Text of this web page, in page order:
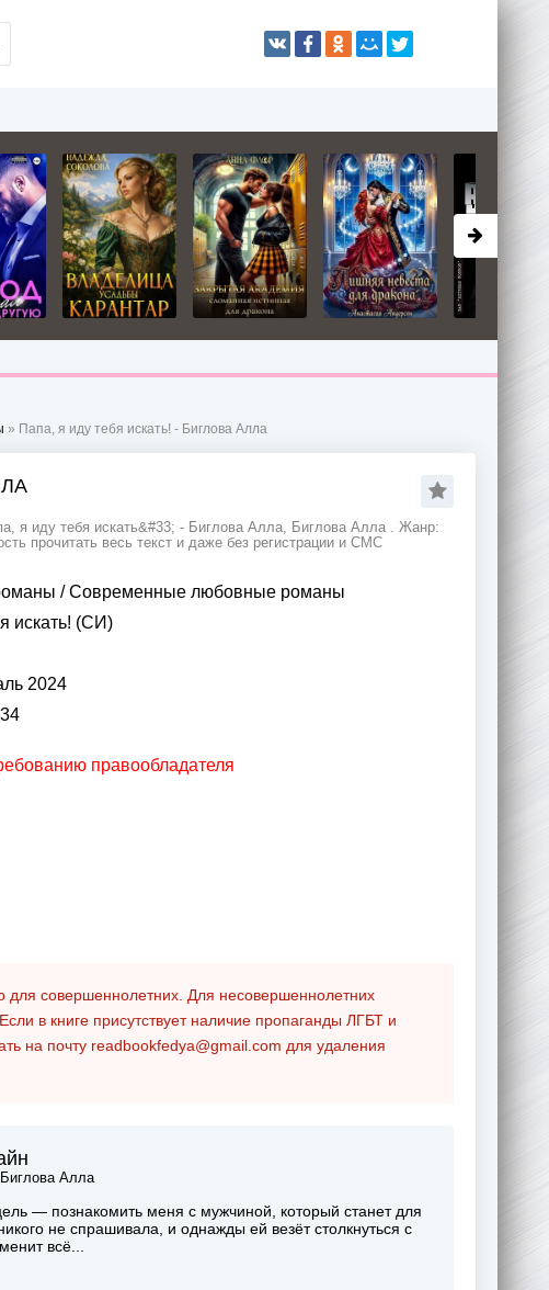
» Папа, я иду тебя искать! - Биглова Алла
я иду тебя искать&#33; - Биглова Алла, Биглова Алла . Жанр:
прочитать весь текст и даже без регистрации и СМС
/Современные любовные романы
искать! (СИ)
2024
правообладателя
для совершеннолетних. Для несовершеннолетних
Если в книге присутствует наличие пропаганды ЛГБТ и
на почту readbookfedya@gmail.com для удаления
Биглова Алла
— познакомить меня с мужчиной, который станет для
не спрашивала, и однажды ей везёт столкнуться с
всё...